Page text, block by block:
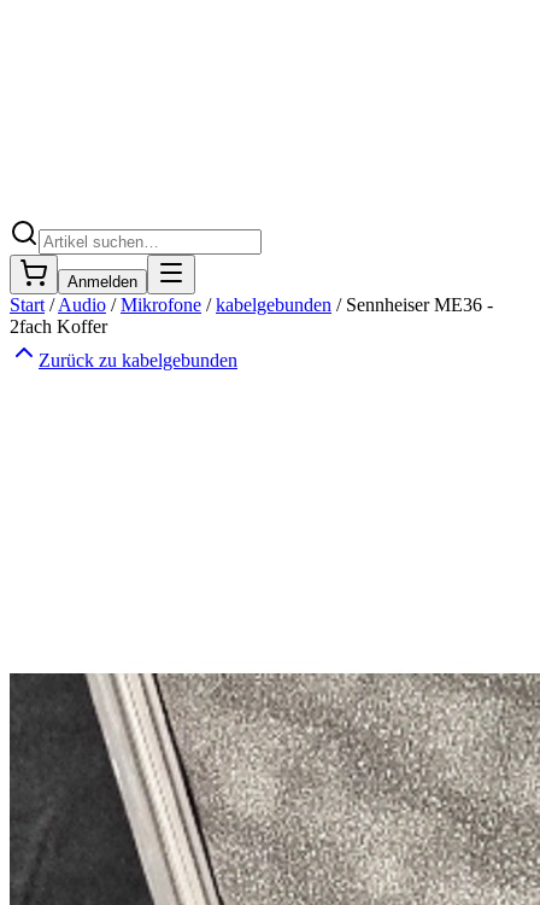
Anmelden
Start /Audio /Mikrofone /kabelgebunden / Sennheiser ME36 -
2fach Koffer
Zurück zu kabelgebunden